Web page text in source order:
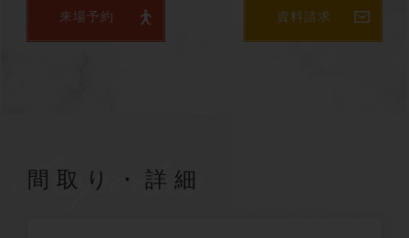
来場予約 資料請求
間取り・詳細